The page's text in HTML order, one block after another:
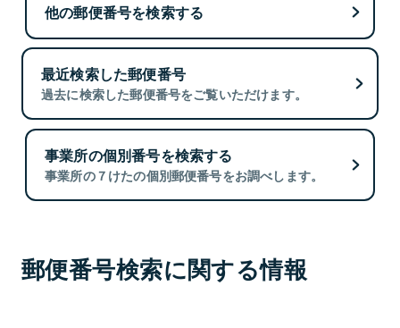
他の郵便番号を検索する
最近検索した郵便番号
過去に検索した郵便番号をご覧いただけます。
事業所の個別番号を検索する
事業所の７けたの個別郵便番号をお調べします。
郵便番号検索に関する情報